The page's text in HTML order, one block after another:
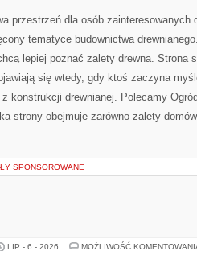
przestrzeń dla osób zainteresowanych
tematyce budownictwa
lepiej poznać zalety drewna. Strona
się wtedy, gdy ktoś zaczyna
konstrukcji drewnianej. Polecamy
strony obejmuje zarówno zalety
SPONSOROWANE
LIP - 6 - 2026 MOŻLIWOŚĆ